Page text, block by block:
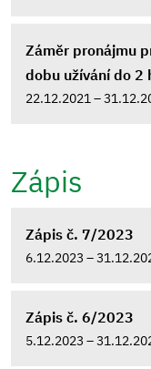
Záměr pronájmu
dobu užívání do 2
22.12.2021 –
Zápis
Zápis č. 7/2023
6.12.2023 –
Zápis č. 6/2023
5.12.2023 –